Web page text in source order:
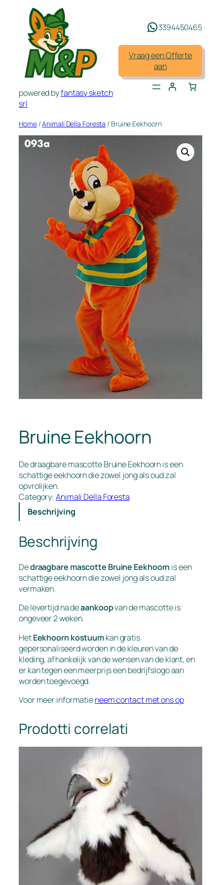
powered byfantasy sketch
srl
3394450465
Vraag een Offerte
aan
Home/Animali Della Foresta / Bruine Eekhoorn
Bruine Eekhoorn
De draagbare mascotte Bruine Eekhoorn is een
schattige eekhoorn die zowel jong als oud zal
opvrolijken.
Category:Animali Della Foresta
Beschrijving
Beschrijving
Dedraagbare mascotte Bruine Eekhoorn is een
schattige eekhoorn die zowel jong als oud zal
vermaken.
De levertijd na deaankoopvan de mascotte is
ongeveer 2 weken.
HetEekhoorn kostuumkan gratis
gepersonaliseerd worden in de kleuren van de
kleding, afhankelijk van de wensen van de klant, en
er kan tegen een meerprijs een bedrijfslogo aan
worden toegevoegd.
Voor meer informatieneem contact met ons op
Prodotti correlati